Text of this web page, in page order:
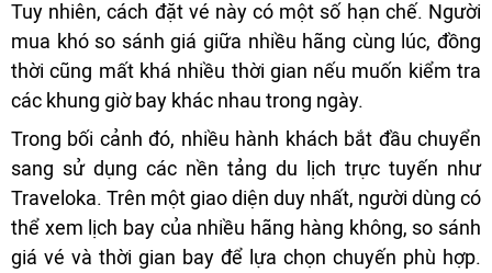
Tuy nhiên, cách đặt vé này có một số hạn chế. Người
mua khó so sánh giá giữa nhiều hãng cùng lúc, đồng
thời cũng mất khá nhiều thời gian nếu muốn kiểm tra
các khung giờ bay khác nhau trong ngày.
Trong bối cảnh đó, nhiều hành khách bắt đầu chuyển
sang sử dụng các nền tảng du lịch trực tuyến như
Traveloka. Trên một giao diện duy nhất, người dùng có
thể xem lịch bay của nhiều hãng hàng không, so sánh
giá vé và thời gian bay để lựa chọn chuyến phù hợp.